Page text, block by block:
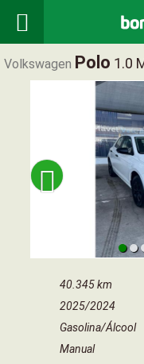

Volkswagen Polo 1.0

40.345 km
2025/2024
Gasolina/Álcool
Manual